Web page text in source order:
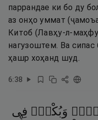
паррандае ки бо ду
аз онҳо уммат
Китоб (Лавҳу-л-
нагузоштем. Ва сипас
ҳашр хоҳанд шуд.
6:38
وَبُكْمٌۭ فِى